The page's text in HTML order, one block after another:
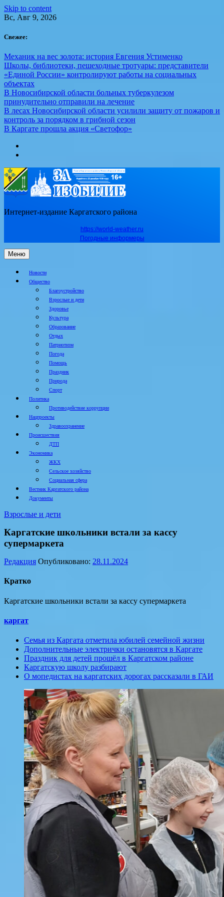
Skip to content
Вс, Авг 9, 2026
Свежее:
Механик на вес золота: история Евгения Устименко
Школы, библиотеки, пешеходные тротуары: представители
«Единой России» контролируют работы на социальных
объектах
В Новосибирской области больных туберкулезом
принудительно отправили на лечение
В лесах Новосибирской области усилили защиту от пожаров и
контроль за порядком в грибной сезон
В Каргате прошла акция «Светофор»
Интернет-издание Каргатского района
https://world-weather.ru
Погодные информеры
Меню
Новости
Общество
Благоустройство
Взрослые и дети
Здоровье
Культура
Образование
Отдых
Патриотизм
Погода
Помощь
Праздник
Природа
Спорт
Политика
Противодействие коррупции
Нацпроекты
Здравоохранение
Происшествия
ДТП
Экономика
ЖКХ
Сельское хозяйство
Социальная сфера
Вестник Каргатского района
Документы
Взрослые и дети
Каргатские школьники встали за кассу
супермаркета
Редакция Опубликовано: 28.11.2024
Кратко
Каргатские школьники встали за кассу супермаркета
каргат
Семья из Каргата отметила юбилей семейной жизни
Дополнительные электрички остановятся в Каргате
Праздник для детей прошёл в Каргатском районе
Каргатскую школу разбирают
О мопедистах на каргатских дорогах рассказали в ГАИ